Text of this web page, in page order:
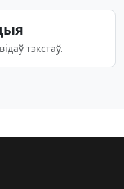
тэкстаў.